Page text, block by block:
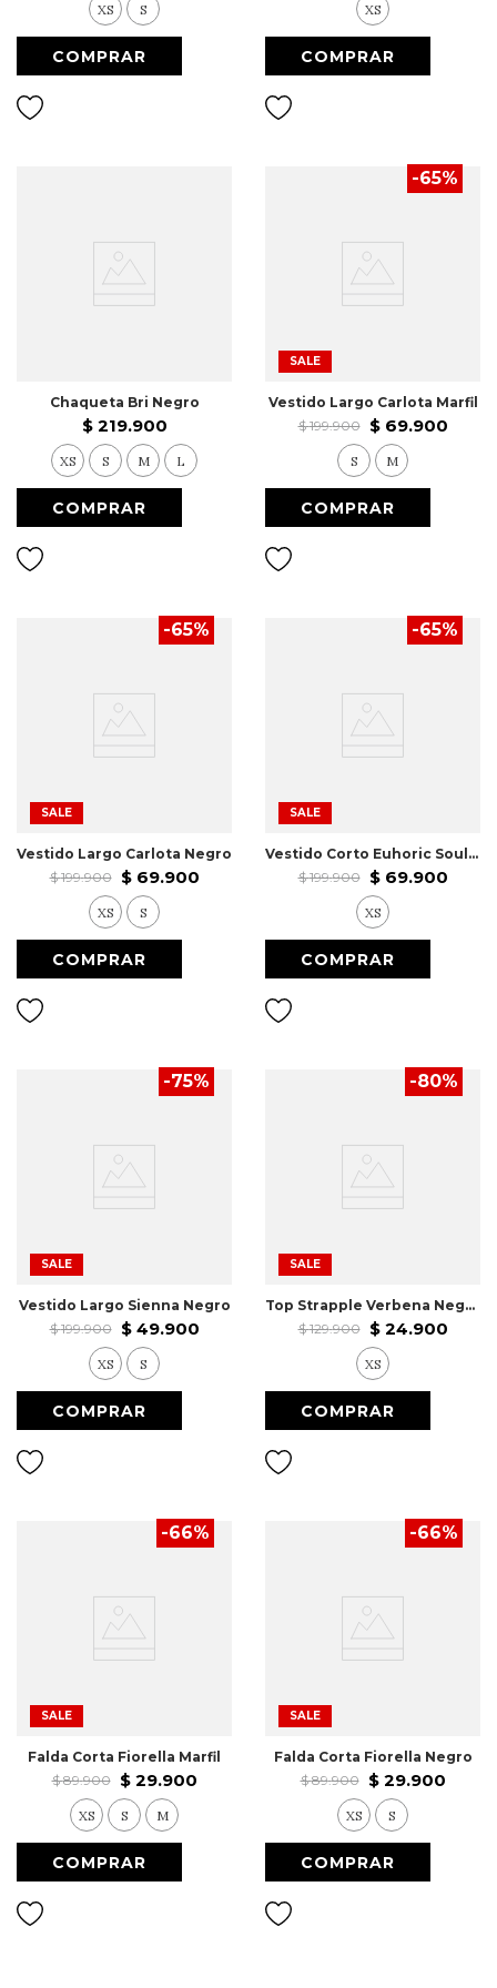
XS S XS
Chaqueta Bri Negro
$ 219.900
XS S M L
-65%
SALE
Vestido Largo Carlota Marfil
$ 199.900 $ 69.900
S M
-65%
SALE
Vestido Largo Carlota Negro
$ 199.900 $ 69.900
XS S
-65%
SALE
Vestido Corto Euhoric Soul Negro
$ 199.900 $ 69.900
XS
-75%
SALE
Vestido Largo Sienna Negro
$ 199.900 $ 49.900
XS S
-80%
SALE
Top Strapple Verbena Negro
$ 129.900 $ 24.900
XS
-66%
SALE
Falda Corta Fiorella Marfil
$ 89.900 $ 29.900
XS S M
-66%
SALE
Falda Corta Fiorella Negro
$ 89.900 $ 29.900
XS S